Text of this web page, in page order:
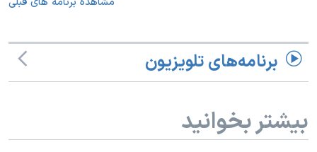
برنامه‌های تلویزیون
بیشتر بخوانید